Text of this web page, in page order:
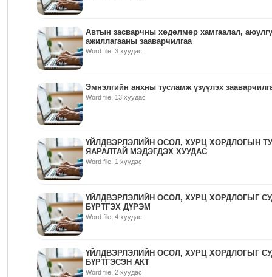
Автын засварчны хөдөлмөр хамгаалал,
ажиллагааны зааварчилгаа
Word file, 3 хуудас
Эмнэлгийн анхны тусламж үзүүлэх
Word file, 13 хуудас
ҮЙЛДВЭРЛЭЛИЙН ОСОЛ, ХУРЦ ХОРДЛОГЫН
ЯАРАЛТАЙ МЭДЭГДЭХ ХУУДАС
Word file, 1 хуудас
ҮЙЛДВЭРЛЭЛИЙН ОСОЛ, ХУРЦ ХОРДЛОГЫГ
БҮРТГЭХ ДҮРЭМ
Word file, 4 хуудас
ҮЙЛДВЭРЛЭЛИЙН ОСОЛ, ХУРЦ ХОРДЛОГЫГ
БҮРТГЭСЭН АКТ
Word file, 2 хуудас